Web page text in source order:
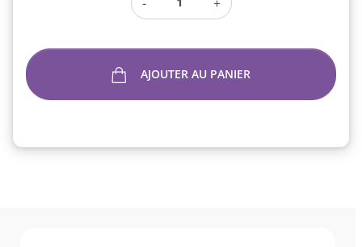
AJOUTER AU PANIER